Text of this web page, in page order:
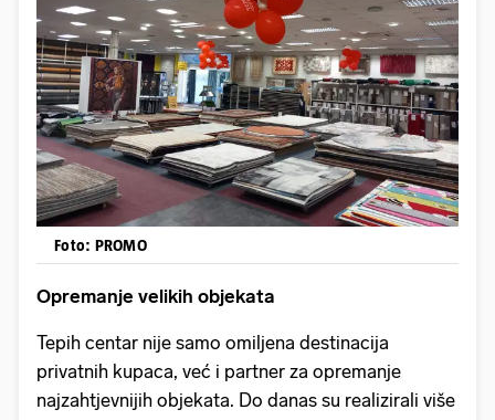
Foto: PROMO
Opremanje velikih objekata
Tepih centar nije samo omiljena destinacija
privatnih kupaca, već i partner za opremanje
najzahtjevnijih objekata. Do danas su realizirali više